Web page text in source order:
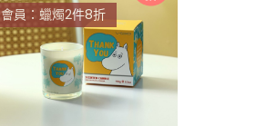
會員：蠟燭2件8折